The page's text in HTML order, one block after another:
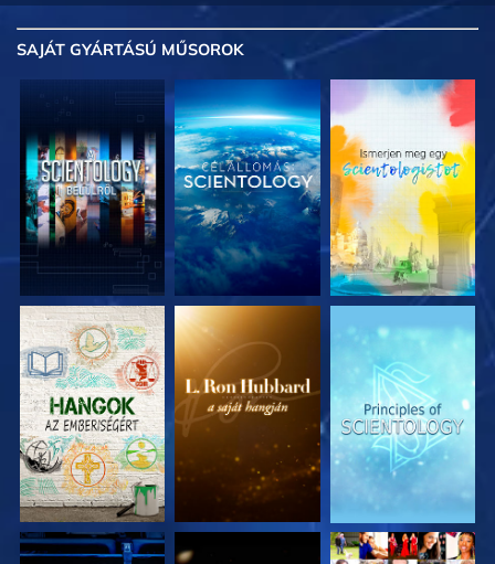
SAJÁT GYÁRTÁSÚ MŰSOROK
A SOROZAT
RÉSZEI
A SOROZAT
RÉSZEI
A SOROZAT
RÉSZEI